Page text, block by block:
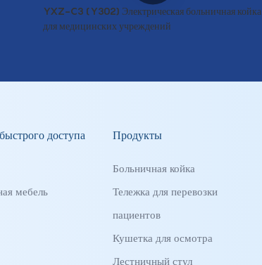
YXZ-C3 (Y302) Электрическая больничная койка
для медицинских учреждений
доступа
мебель
Продукты
Больничная койка
Тележка для перевозки
пациентов
Кушетка для осмотра
Лестничный стул